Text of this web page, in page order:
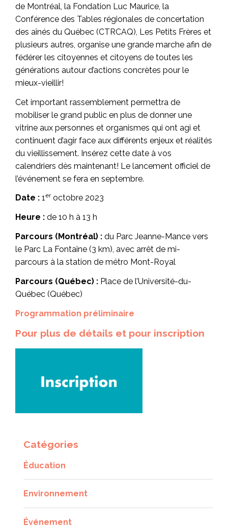
de Montréal, la Fondation Luc Maurice, la
Conférence des Tables régionales de concertation
des aînés du Québec (CTRCAQ), Les Petits Frères et
plusieurs autres, organise une grande marche afin de
fédérer les citoyennes et citoyens de toutes les
générations autour d’actions concrètes pour le
mieux-vieillir!
Cet important rassemblement permettra de
mobiliser le grand public en plus de donner une
vitrine aux personnes et organismes qui ont agi et
continuent d’agir face aux différents enjeux et réalités
du vieillissement. Insérez cette date à vos
calendriers dès maintenant! Le lancement officiel de
l’événement se fera en septembre.
Date : 1eroctobre 2023
Heure : de 10 h à 13 h
Parcours (Montréal) : du Parc Jeanne-Mance vers
le Parc La Fontaine (3 km), avec arrêt de mi-
parcours à la station de métro Mont-Royal
Parcours (Québec) : Place de l’Université-du-
Québec (Québec)
Programmation préliminaire
Pour plus de détails et pour inscription
Catégories
Éducation
Environnement
Événement